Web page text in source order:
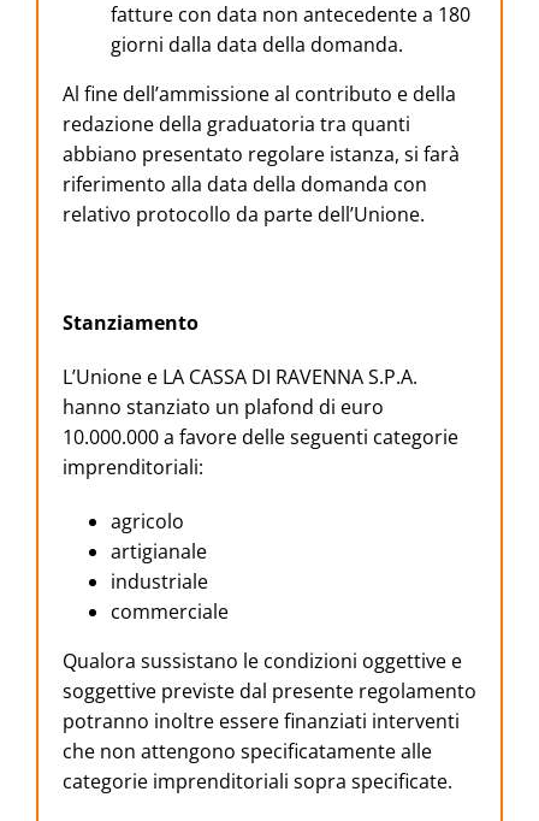
fatture con data non antecedente a 180
giorni dalla data della domanda.
Al fine dell’ammissione al contributo e della
redazione della graduatoria tra quanti
abbiano presentato regolare istanza, si farà
riferimento alla data della domanda con
relativo protocollo da parte dell’Unione.
Stanziamento
L’Unione e LA CASSA DI RAVENNA S.P.A.
hanno stanziato un plafond di euro
10.000.000 a favore delle seguenti categorie
imprenditoriali:
agricolo
artigianale
industriale
commerciale
Qualora sussistano le condizioni oggettive e
soggettive previste dal presente regolamento
potranno inoltre essere finanziati interventi
che non attengono specificatamente alle
categorie imprenditoriali sopra specificate.